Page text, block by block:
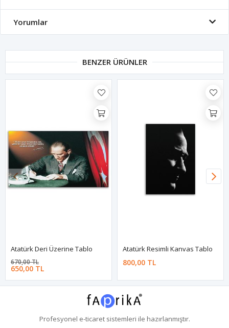
Yorumlar
BENZER ÜRÜNLER
Atatürk Deri Üzerine Tablo
650,00 TL
670,00 TL
Atatürk Resimli Kanvas Tablo
800,00 TL
Profesyonel e-ticaretsistemleri ile hazırlanmıştır.